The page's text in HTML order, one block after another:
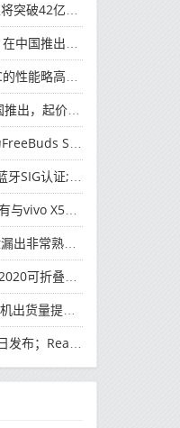
元，创历史新高
2.0的智能家居产品
765G
价为16,999元
Studio耳机
可能快要结束了
类似的后部设计
熟悉的设计
折叠无人机
提高至3亿部
整规格并导致泄漏